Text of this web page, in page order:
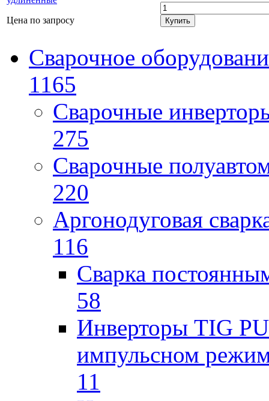
Цена по запросу
Купить
Сварочное
1165
Сварочные
275
Сварочные
220
Аргонодуговая
116
Сварка
58
Инверторы TIG
импульсном
11